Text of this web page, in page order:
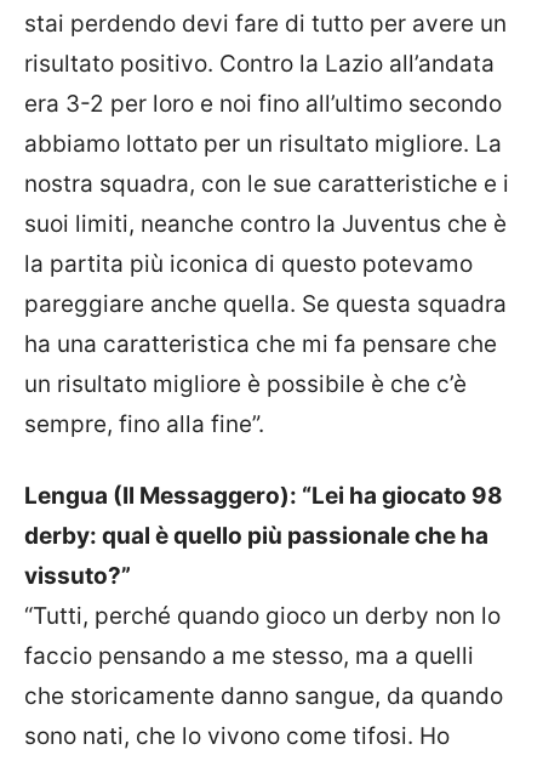
stai perdendo devi fare di tutto per avere un
risultato positivo. Contro la Lazio all’andata
era 3-2 per loro e noi fino all’ultimo secondo
abbiamo lottato per un risultato migliore. La
nostra squadra, con le sue caratteristiche e i
suoi limiti, neanche contro la Juventus che è
la partita più iconica di questo potevamo
pareggiare anche quella. Se questa squadra
ha una caratteristica che mi fa pensare che
un risultato migliore è possibile è che c’è
sempre, fino alla fine”.
Lengua (Il Messaggero): “Lei ha giocato 98
derby: qual è quello più passionale che ha
vissuto?”
“Tutti, perché quando gioco un derby non lo
faccio pensando a me stesso, ma a quelli
che storicamente danno sangue, da quando
sono nati, che lo vivono come tifosi. Ho